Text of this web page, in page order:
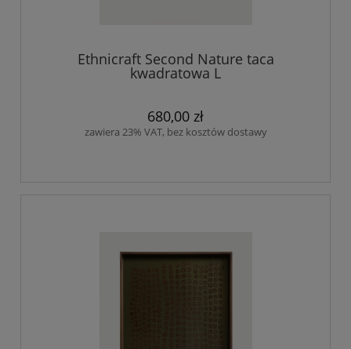
Ethnicraft Second Nature taca
kwadratowa L
680,00 zł
zawiera 23% VAT, bez kosztów dostawy